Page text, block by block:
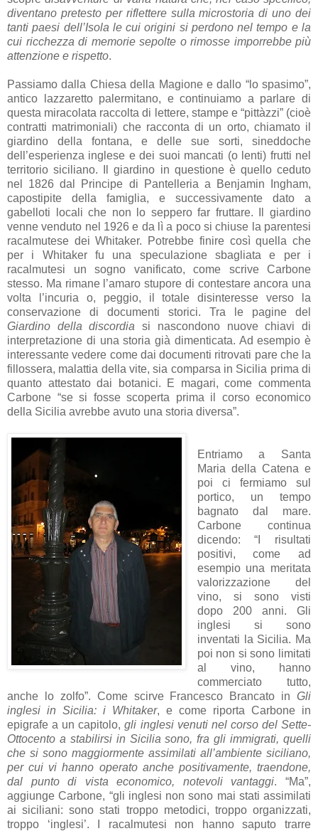
diventano pretesto per riflettere sulla microstoria di uno dei
tanti paesi dell’Isola le cui origini si perdono nel tempo e la
cui ricchezza di memorie sepolte o rimosse imporrebbe più
attenzione e rispetto.
Passiamo dalla Chiesa della Magione e dallo “lo spasimo”,
antico lazzaretto palermitano, e continuiamo a parlare di
questa miracolata raccolta di lettere, stampe e “pittàzzi” (cioè
contratti matrimoniali) che racconta di un orto, chiamato il
giardino della fontana, e delle sue sorti, sineddoche
dell’esperienza inglese e dei suoi mancati (o lenti) frutti nel
territorio siciliano. Il giardino in questione è quello ceduto
nel 1826 dal Principe di Pantelleria a Benjamin Ingham,
capostipite della famiglia, e successivamente dato a
gabelloti locali che non lo seppero far fruttare. Il giardino
venne venduto nel 1926 e da lì a poco si chiuse la parentesi
racalmutese dei Whitaker. Potrebbe finire così quella che
per i Whitaker fu una speculazione sbagliata e per i
racalmutesi un sogno vanificato, come scrive Carbone
stesso. Ma rimane l’amaro stupore di contestare ancora una
volta l’incuria o, peggio, il totale disinteresse verso la
conservazione di documenti storici. Tra le pagine del
Giardino della discordia si nascondono nuove chiavi di
interpretazione di una storia già dimenticata. Ad esempio è
interessante vedere come dai documenti ritrovati pare che la
fillossera, malattia della vite, sia comparsa in Sicilia prima di
quanto attestato dai botanici. E magari, come commenta
Carbone “se si fosse scoperta prima il corso economico
della Sicilia avrebbe avuto una storia diversa”.
Entriamo a Santa
Maria della Catena e
poi ci fermiamo sul
portico, un tempo
bagnato dal mare.
Carbone continua
dicendo: “I risultati
positivi, come ad
esempio una meritata
valorizzazione del
vino, si sono visti
dopo 200 anni. Gli
inglesi si sono
inventati la Sicilia. Ma
poi non si sono limitati
al vino, hanno
commerciato tutto,
anche lo zolfo”. Come scirve Francesco Brancato in Gli
inglesi in Sicilia: i Whitaker, e come riporta Carbone in
epigrafe a un capitolo,gli inglesi venuti nel corso del Sette-
Ottocento a stabilirsi in Sicilia sono, fra gli immigrati, quelli
che si sono maggiormente assimilati all’ambiente siciliano,
per cui vi hanno operato anche positivamente, traendone,
dal punto di vista economico, notevoli vantaggi. “Ma”,
aggiunge Carbone, “gli inglesi non sono mai stati assimilati
ai siciliani: sono stati troppo metodici, troppo organizzati,
troppo ‘inglesi’. I racalmutesi non hanno saputo trarre